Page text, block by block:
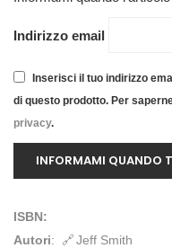
Indirizzo email
Inserisci il tuo indirizzo
di questo prodotto. Per
privacy.
ISBN:
Autori:
Jeff Smith